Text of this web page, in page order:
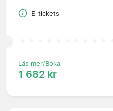
E-tickets
Läs mer/Boka
1 682 kr